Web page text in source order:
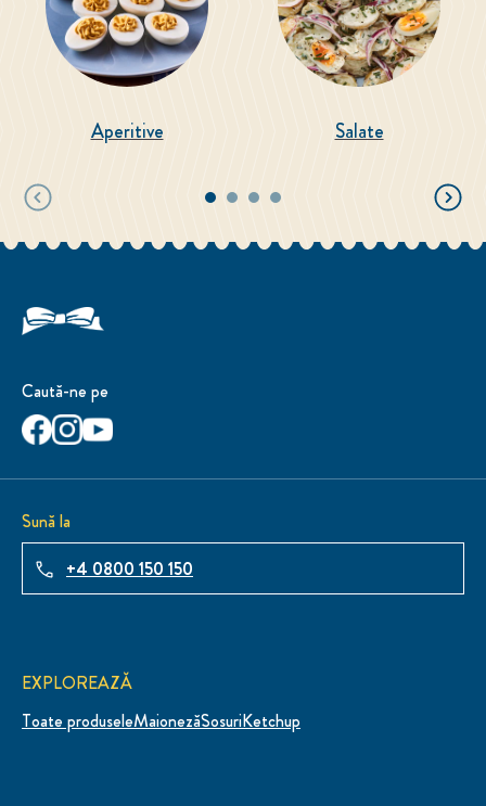
Aperitive Salate
Caută-ne pe
Sună la
+4 0800 150 150
EXPLOREAZĂ
Toate produseleMaionezăSosuriKetchup